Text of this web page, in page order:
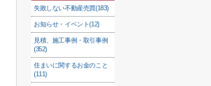
失敗しない不動産売買(183)
お知らせ・イベント(12)
見積、施工事例・取引事例
(352)
住まいに関するお金のこと
(111)